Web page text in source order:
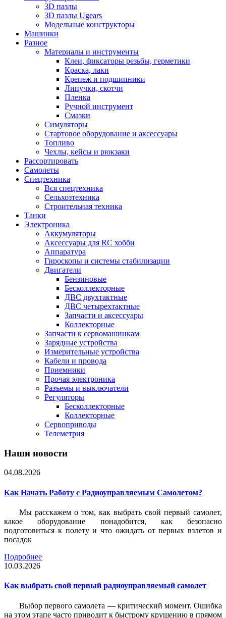
3D пазлы
3D пазлы Ugears
Модельные конструкторы
Машинки
Разное
Материалы и инструменты
Клеи, фиксаторы резьбы, герметики
Краска, лаки
Крепеж и подшипники
Липучки, скотчи
Пленка
Ручной инструмент
Смазки
Симуляторы
Стартовое оборудование и аксессуары
Топливо
Чехлы, кейсы и рюкзаки
Рассортировать
Самолеты
Спецтехника
Вся спецтехника
Сельхозтехника
Строительная техника
Танки
Электроника
Аккумуляторы
Аксессуары для RC хобби
Аппаратура
Гироскопы и системы стабилизации
Двигатели
Бензиновые
Бесколлекторные
ДВС двухтактные
ДВС четырехтактные
Запчасти и аксессуары
Коллекторные
Запчасти к сервомашинкам
Зарядные устройства
Измерительные устройства
Кабели и провода
Приемники
Прочая электроника
Разъемы и выключатели
Регуляторы
Бесколлекторные
Коллекторные
Сервоприводы
Телеметрия
Наши новости
04.08.2026
Как Начать Работу с Радиоуправляемым Самолетом?
Мы расскажем о том, как выбрать свой первый самолет,
какое оборудование понадобится, как безопасно
подготовиться к полету и что ожидать от первых взлетов и
посадок
Подробнее
10.03.2026
Как выбрать свой первый радиоуправляемый самолет
Выбор первого самолета — критический момент. Ошибка
на этом этапе часто приводит к быстрому крушению в прямом